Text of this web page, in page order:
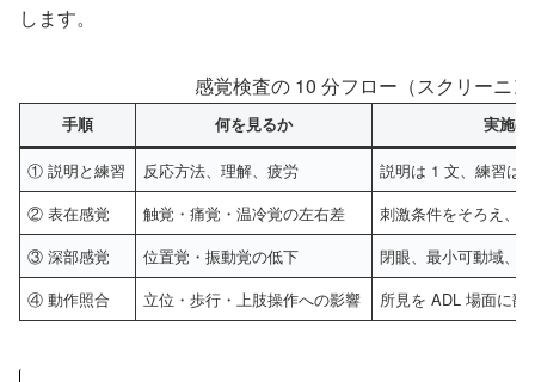
します。
感覚検査の 10 分フロー（スクリーニ
手順 何を見るか 実施の
① 説明と練習 反応方法、理解、疲労
説明は 1 文、練習は
② 表在感覚
触覚・痛覚・温冷覚の左右差
刺激条件をそろえ、
③ 深部感覚
位置覚・振動覚の低下
閉眼、最小可動域、
④ 動作照合
立位・歩行・上肢操作への影響 所見を ADL 場面に翻